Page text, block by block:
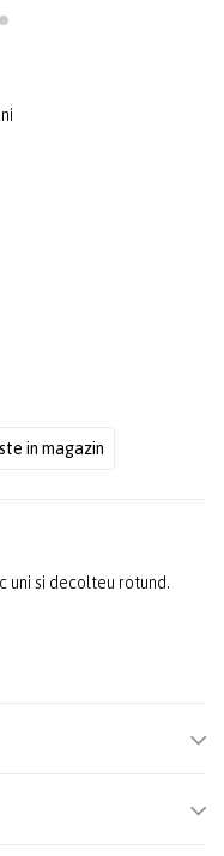
in magazin
uni si decolteu rotund.